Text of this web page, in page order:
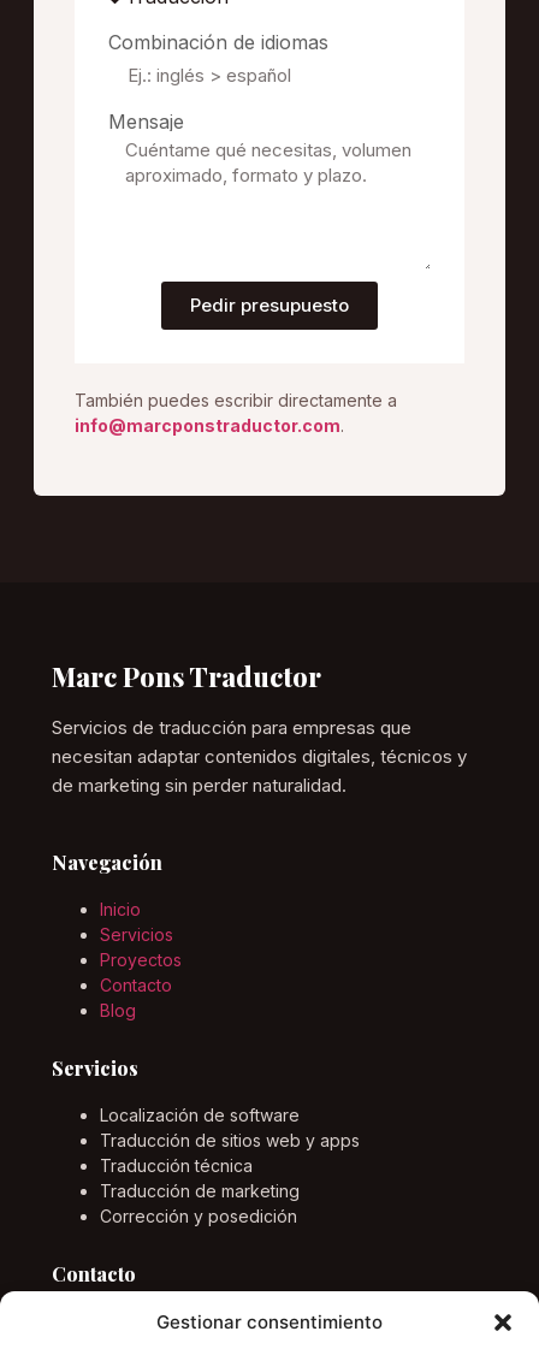
Gestionar consentimiento
Combinación de idiomas
Mensaje
Pedir presupuesto
También puedes escribir directamente a
info@marcponstraductor.com.
Marc Pons Traductor
Servicios de traducción para empresas que
necesitan adaptar contenidos digitales, técnicos y
de marketing sin perder naturalidad.
Navegación
Inicio
Servicios
Proyectos
Contacto
Blog
Servicios
Localización de software
Traducción de sitios web y apps
Traducción técnica
Traducción de marketing
Corrección y posedición
Contacto